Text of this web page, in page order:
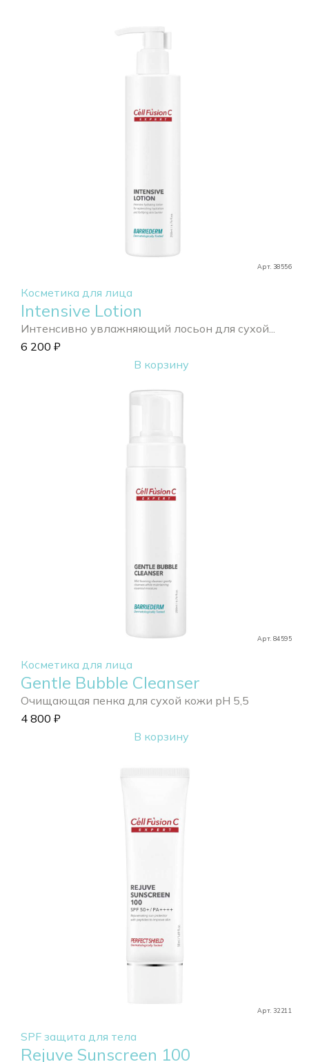
Арт. 38556
Косметика для лица
Intensive Lotion
Интенсивно увлажняющий лосьон для сухой...
6 200 ₽
В корзину
Арт. 84595
Косметика для лица
Gentle Bubble Cleanser
Очищающая пенка для сухой кожи pH 5,5
4 800 ₽
В корзину
Арт. 32211
SPF защита для тела
Rejuve Sunscreen 100